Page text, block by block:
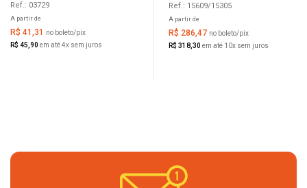
Ref.: 03729
A partir de
R$ 41,31
no boleto/pix
R$ 45,90 em até 4x sem juros
Ref.: 15609/15305
A partir de
R$ 286,47 no boleto/pix
R$ 318,30 em até 10x sem juros